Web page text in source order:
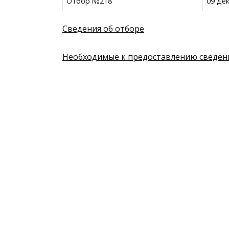
Сведения об отборе
Необходимые к предоставлению